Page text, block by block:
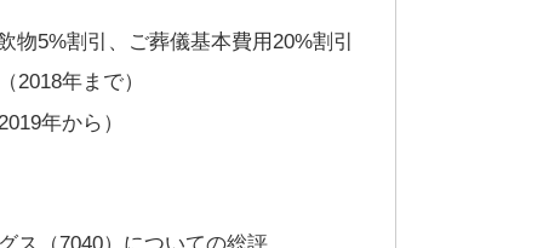
物5%割引、ご葬儀基本費用20%割引
2018年まで）
年から）